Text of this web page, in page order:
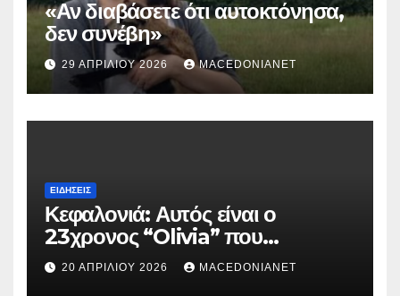
«Αν διαβάσετε ότι αυτοκτόνησα,
δεν συνέβη»
29 ΑΠΡΙΛΊΟΥ 2026 MACEDONIANET
ΕΙΔΉΣΕΙΣ
Κεφαλονιά: Αυτός είναι ο
23χρονος “Olivia” που
κατηγορείται για τον θάνατο της
Μυρτούς
20 ΑΠΡΙΛΊΟΥ 2026 MACEDONIANET